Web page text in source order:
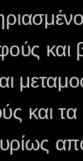
και
κυρίως